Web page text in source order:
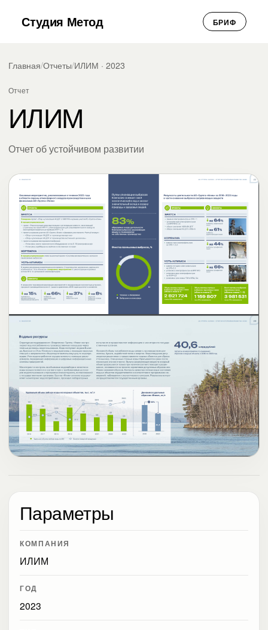
Студия Метод БРИФ
Главная/Отчеты/ИЛИМ · 2023
Отчет
ИЛИМ
Отчет об устойчивом развитии
Параметры
КОМПАНИЯ
ИЛИМ
ГОД
2023